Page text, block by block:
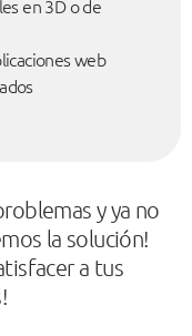
en 3D o de
web
y ya no
la solución!
a tus